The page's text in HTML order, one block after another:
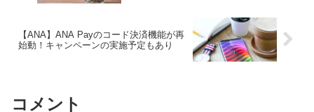
【ANA】ANA Payのコード決済機能が再
始動！キャンペーンの実施予定もあり
コメント